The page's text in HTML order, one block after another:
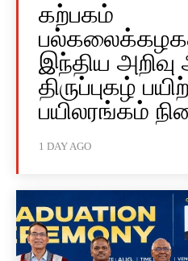
கற்பகம்
இந்திய அறிவு
திருப்புகழ்
பயிலரங்கம்
1 DAY AGO